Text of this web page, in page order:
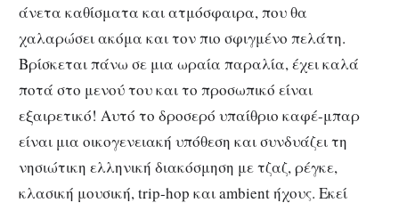
άνετα καθίσματα και ατμόσφαιρα, που θα
χαλαρώσει ακόμα και τον πιο σφιγμένο πελάτη.
Βρίσκεται πάνω σε μια ωραία παραλία, έχει καλά
ποτά στο μενού του και το προσωπικό είναι
εξαιρετικό! Αυτό το δροσερό υπαίθριο καφέ-μπαρ
είναι μια οικογενειακή υπόθεση και συνδυάζει τη
νησιώτικη ελληνική διακόσμηση με τζαζ, ρέγκε,
κλασική μουσική, trip-hop και ambient ήχους. Εκεί